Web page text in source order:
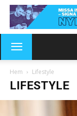
Hem Lifestyle
LIFESTYLE